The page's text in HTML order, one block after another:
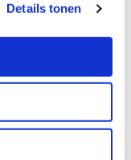
Details tonen
€ 600
€ 750